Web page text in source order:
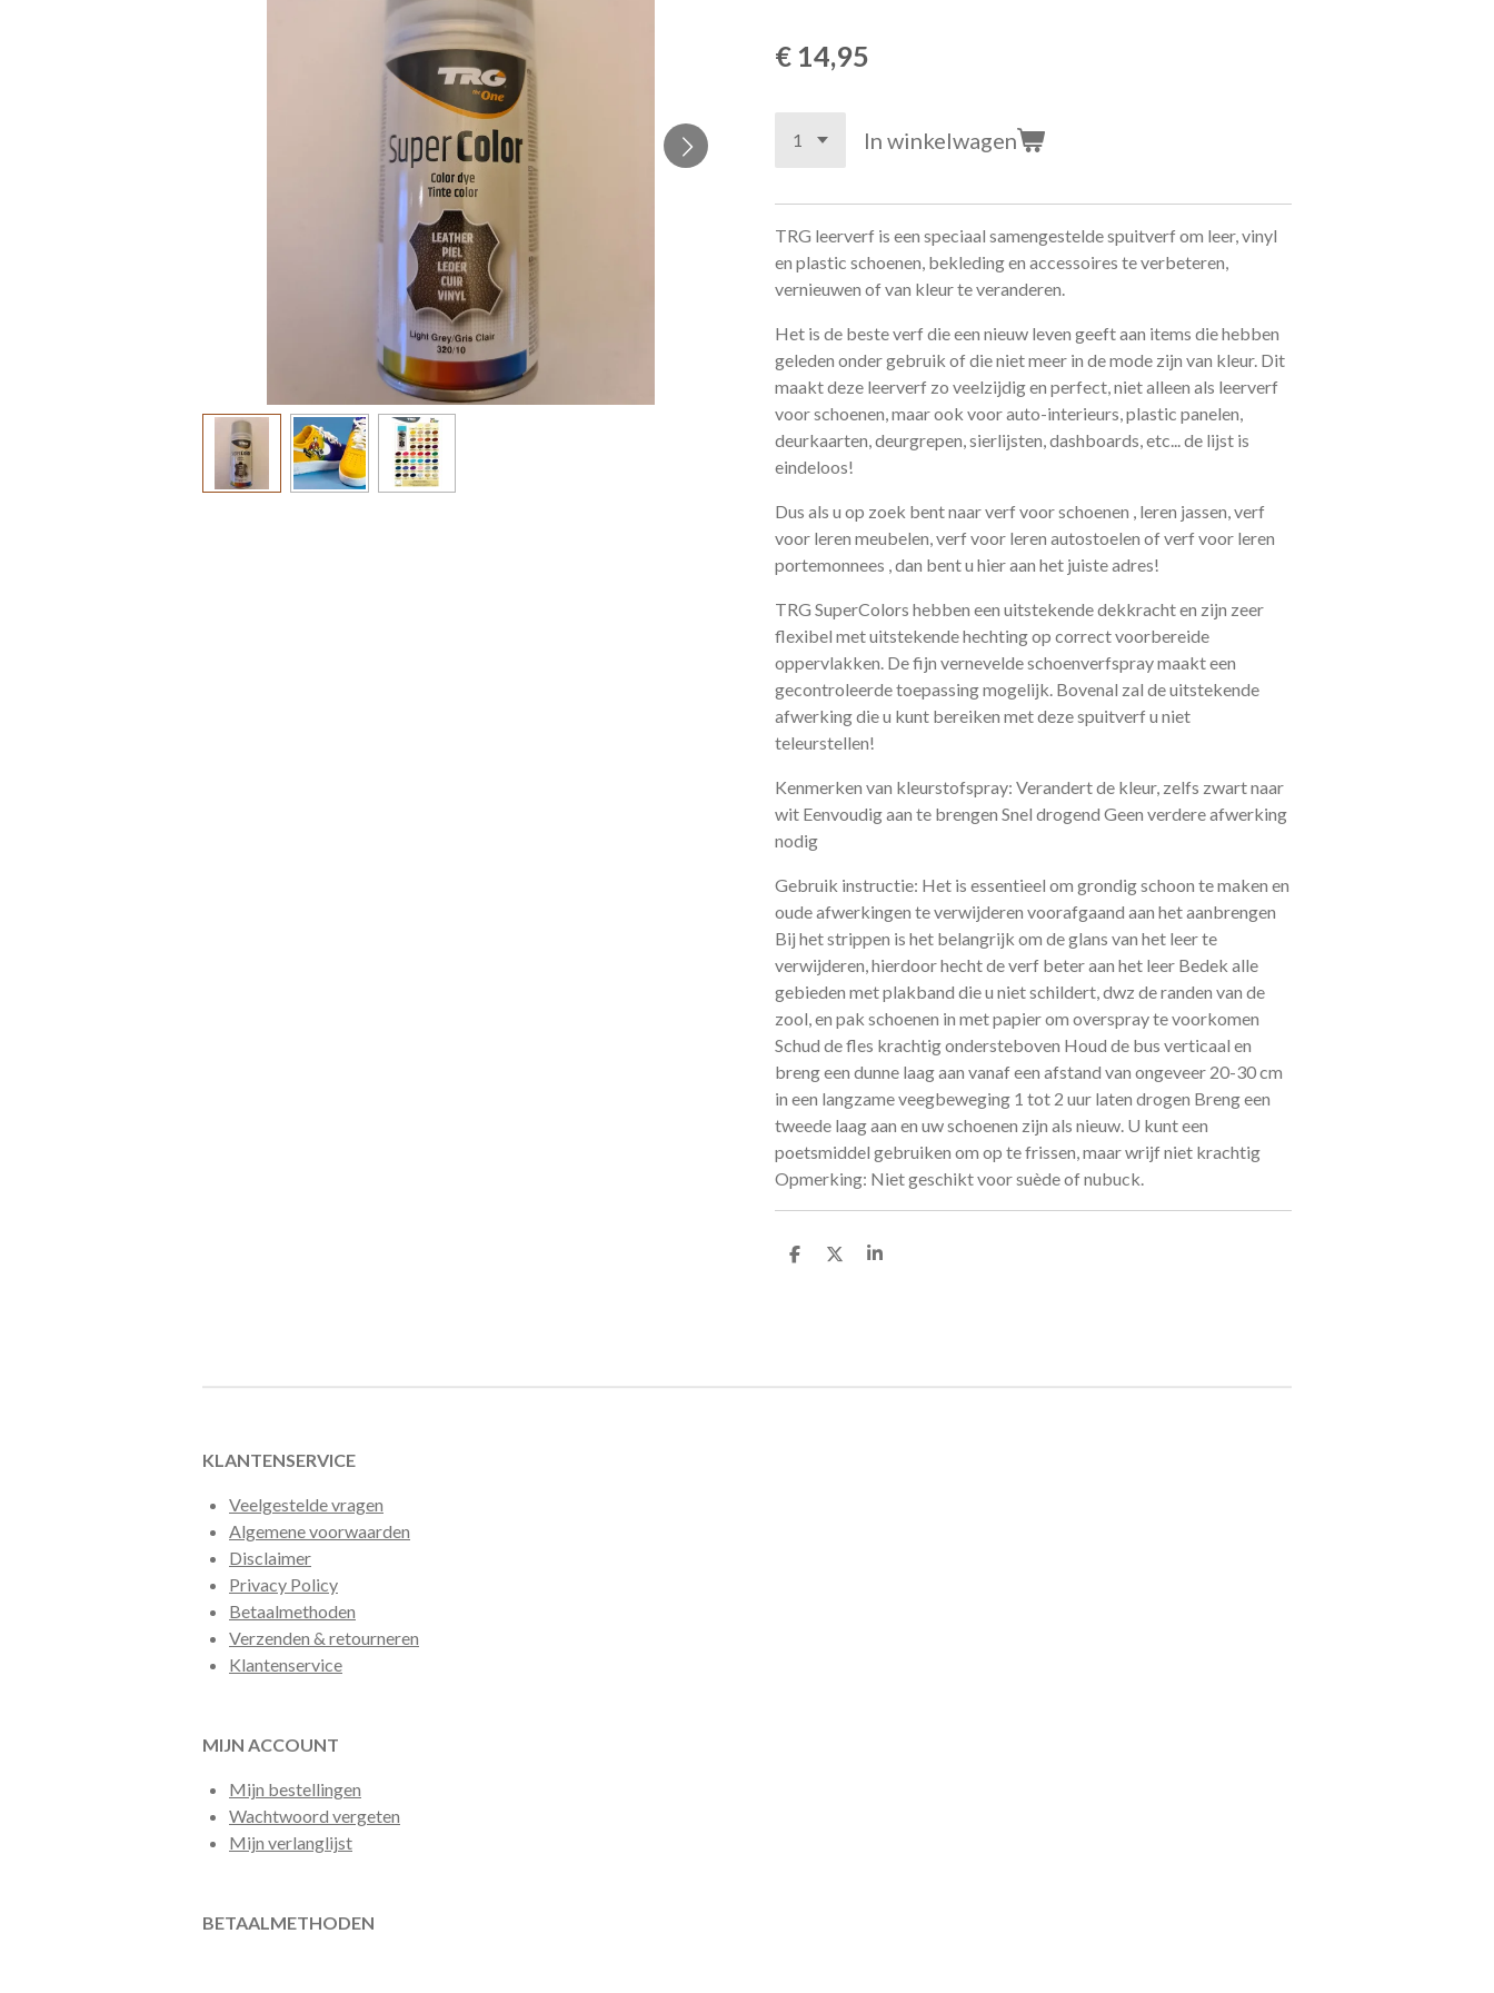
€ 14,95
In winkelwagen
TRG leerverf is een speciaal samengestelde spuitverf om leer, vinyl
en plastic schoenen, bekleding en accessoires te verbeteren,
vernieuwen of van kleur te veranderen.
Het is de beste verf die een nieuw leven geeft aan items die hebben
geleden onder gebruik of die niet meer in de mode zijn van kleur. Dit
maakt deze leerverf zo veelzijdig en perfect, niet alleen als leerverf
voor schoenen, maar ook voor auto-interieurs, plastic panelen,
deurkaarten, deurgrepen, sierlijsten, dashboards, etc... de lijst is
eindeloos!
Dus als u op zoek bent naar verf voor schoenen , leren jassen, verf
voor leren meubelen, verf voor leren autostoelen of verf voor leren
portemonnees , dan bent u hier aan het juiste adres!
TRG SuperColors hebben een uitstekende dekkracht en zijn zeer
flexibel met uitstekende hechting op correct voorbereide
oppervlakken. De fijn vernevelde schoenverfspray maakt een
gecontroleerde toepassing mogelijk. Bovenal zal de uitstekende
afwerking die u kunt bereiken met deze spuitverf u niet
teleurstellen!
Kenmerken van kleurstofspray: Verandert de kleur, zelfs zwart naar
wit Eenvoudig aan te brengen Snel drogend Geen verdere afwerking
nodig
Gebruik instructie: Het is essentieel om grondig schoon te maken en
oude afwerkingen te verwijderen voorafgaand aan het aanbrengen
Bij het strippen is het belangrijk om de glans van het leer te
verwijderen, hierdoor hecht de verf beter aan het leer Bedek alle
gebieden met plakband die u niet schildert, dwz de randen van de
zool, en pak schoenen in met papier om overspray te voorkomen
Schud de fles krachtig ondersteboven Houd de bus verticaal en
breng een dunne laag aan vanaf een afstand van ongeveer 20-30 cm
in een langzame veegbeweging 1 tot 2 uur laten drogen Breng een
tweede laag aan en uw schoenen zijn als nieuw. U kunt een
poetsmiddel gebruiken om op te frissen, maar wrijf niet krachtig
Opmerking: Niet geschikt voor suède of nubuck.
D
D
S
KLANTENSERVICE
Veelgestelde vragen
Algemene voorwaarden
Disclaimer
Privacy Policy
Betaalmethoden
Verzenden & retourneren
Klantenservice
MIJN ACCOUNT
Mijn bestellingen
Wachtwoord vergeten
Mijn verlanglijst
BETAALMETHODEN